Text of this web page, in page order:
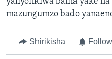
mazungumzo bado
Shirikisha